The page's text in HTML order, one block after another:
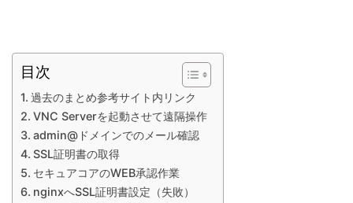
目次
過去のまとめ参考サイト内リンク
VNC Serverを起動させて遠隔操作
admin@ドメインでのメール確認
SSL証明書の取得
セキュアコアのWEB承認作業
nginxへSSL証明書設定（失敗）